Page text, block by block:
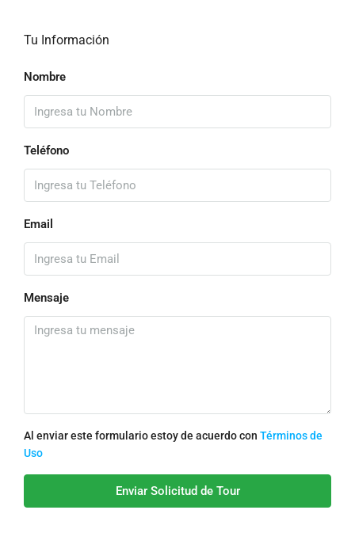
Tu Información
Nombre
Teléfono
Email
Mensaje
Al enviar este formulario estoy de acuerdo con Términos de
Uso
Enviar Solicitud de Tour